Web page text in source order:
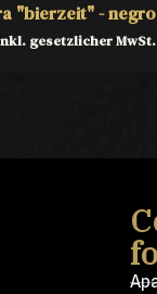
"bierzeit" - negro
gesetzlicher MwSt.